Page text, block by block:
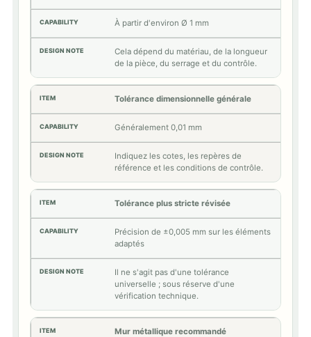
À partir d'environ Ø 1 mm
Cela dépend du matériau, de la longueur
de la pièce, du serrage et du contrôle.
Tolérance dimensionnelle générale
Généralement 0,01 mm
Indiquez les cotes, les repères de
référence et les conditions de contrôle.
Tolérance plus stricte révisée
Précision de ±0,005 mm sur les éléments
adaptés
Il ne s'agit pas d'une tolérance
universelle ; sous réserve d'une
vérification technique.
Mur métallique recommandé